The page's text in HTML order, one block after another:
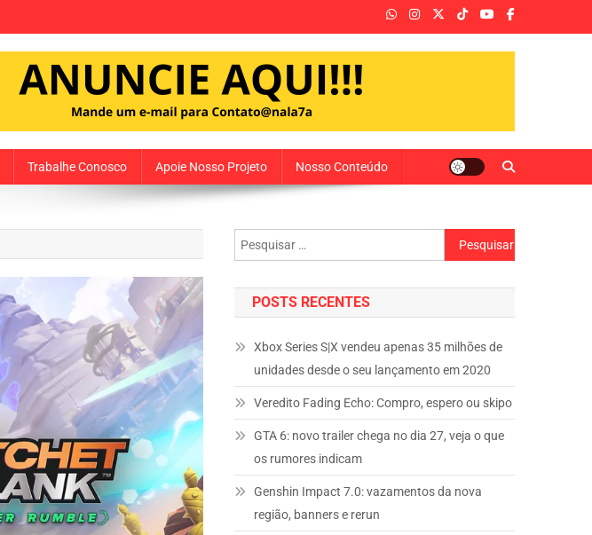
Trabalhe Conosco Apoie Nosso Projeto Nosso Conteúdo
Pesquisar
por:
POSTS RECENTES
Xbox Series S|X vendeu apenas 35 milhões de
unidades desde o seu lançamento em 2020
Veredito Fading Echo: Compro, espero ou skipo
GTA 6: novo trailer chega no dia 27, veja o que
os rumores indicam
Genshin Impact 7.0: vazamentos da nova
região, banners e rerun